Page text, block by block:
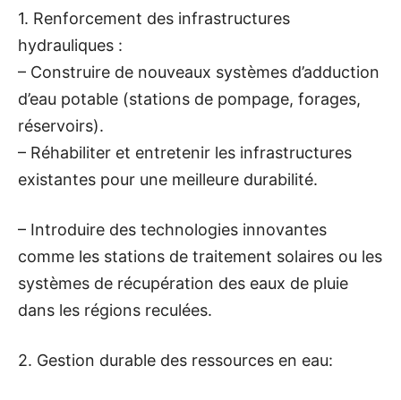
1. Renforcement des infrastructures
hydrauliques :
– Construire de nouveaux systèmes d’adduction
d’eau potable (stations de pompage, forages,
réservoirs).
– Réhabiliter et entretenir les infrastructures
existantes pour une meilleure durabilité.
– Introduire des technologies innovantes
comme les stations de traitement solaires ou les
systèmes de récupération des eaux de pluie
dans les régions reculées.
2. Gestion durable des ressources en eau: